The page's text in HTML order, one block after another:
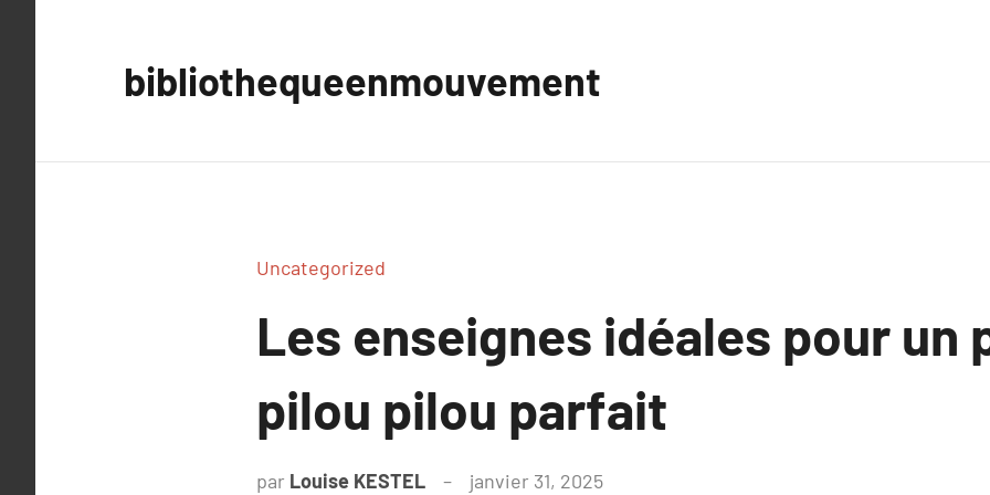
bibliothequeenmouvement
Uncategorized
Les enseignes idéales pour un
pilou pilou parfait
par Louise KESTEL janvier 31, 2025